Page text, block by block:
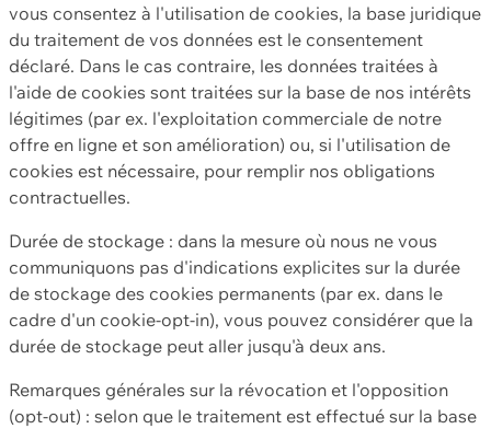
vous consentez à l'utilisation de cookies, la base juridique
du traitement de vos données est le consentement
déclaré. Dans le cas contraire, les données traitées à
l'aide de cookies sont traitées sur la base de nos intérêts
légitimes (par ex. l'exploitation commerciale de notre
offre en ligne et son amélioration) ou, si l'utilisation de
cookies est nécessaire, pour remplir nos obligations
contractuelles.
Durée de stockage : dans la mesure où nous ne vous
communiquons pas d'indications explicites sur la durée
de stockage des cookies permanents (par ex. dans le
cadre d'un cookie-opt-in), vous pouvez considérer que la
durée de stockage peut aller jusqu'à deux ans.
Remarques générales sur la révocation et l'opposition
(opt-out) : selon que le traitement est effectué sur la base